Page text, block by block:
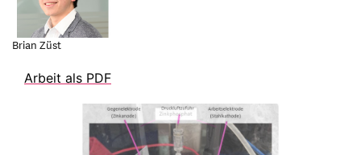
Brian Züst
Arbeit als PDF